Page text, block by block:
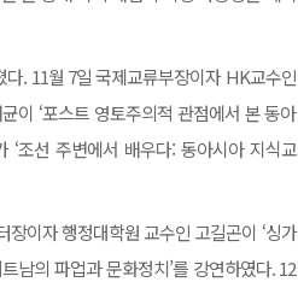
. 11월 7일 국제교류부장이자 HK교수인
이 ‘포스트 영토주의적 관점에서 본 동아
‘조선 주변에서 배우다: 동아시아 지식교
이자 행정대학원 교수인 고길곤이 ‘싱가
남의 파업과 문화정치’를 강연하였다. 12